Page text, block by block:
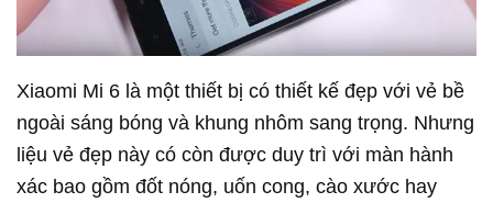
Xiaomi Mi 6 là một thiết bị có thiết kế đẹp với vẻ bề
ngoài sáng bóng và khung nhôm sang trọng. Nhưng
liệu vẻ đẹp này có còn được duy trì với màn hành
xác bao gồm đốt nóng, uốn cong, cào xước hay